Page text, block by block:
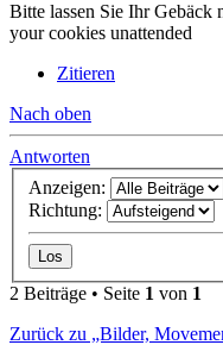
Bitte lassen Sie Ihr Gebäck
your cookies unattended
Zitieren
Nach oben
Antworten
Anzeigen:
Richtung:
2 Beiträge • Seite 1 von 1
Zurück zu „Bilder,